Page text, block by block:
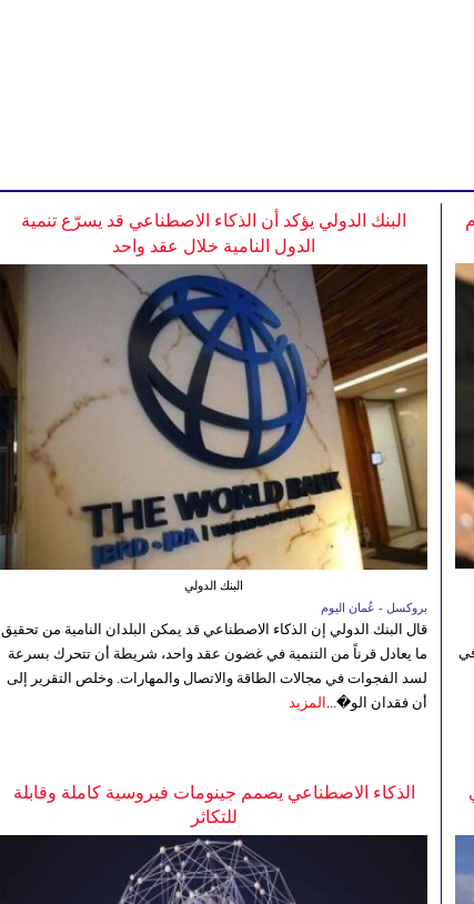
البنك الدولي يؤكد أن الذكاء الاصطناعي قد يسرّع تنمية
الدول النامية خلال عقد واحد
البنك الدولي
بروكسل - عُمان اليوم
قال البنك الدولي إن الذكاء الاصطناعي قد يمكن البلدان النامية من تحقيق
ما يعادل قرناً من التنمية في غضون عقد واحد، شريطة أن تتحرك بسرعة
لسد الفجوات في مجالات الطاقة والاتصال والمهارات. وخلص التقرير إلى
أن فقدان الو�... المزيد
الذكاء الاصطناعي يصمم جينومات فيروسية كاملة وقابلة
للتكاثر